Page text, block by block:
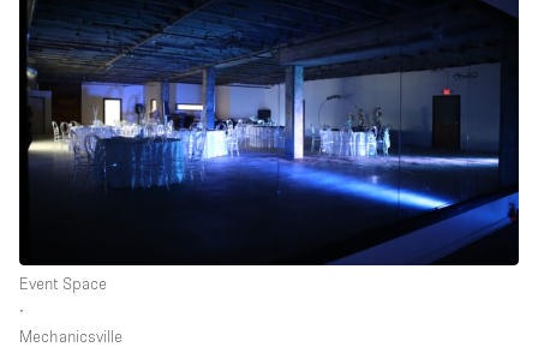
Event Space
∙
Mechanicsville